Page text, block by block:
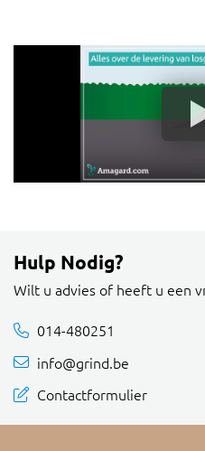
Hulp Nodig?
Wilt u advies of heeft u een
014-480251
info@grind.be
Contactformulier